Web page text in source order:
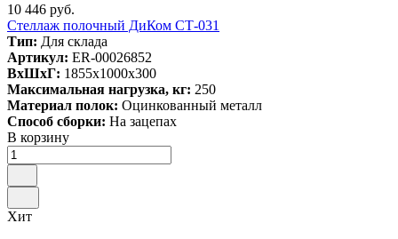
10 446 руб.
Стеллаж полочный ДиКом СТ-031
Тип: Для склада
Артикул: ER-00026852
ВxШxГ: 1855x1000x300
Максимальная нагрузка, кг: 250
Материал полок: Оцинкованный металл
Способ сборки: На зацепах
В корзину
Хит